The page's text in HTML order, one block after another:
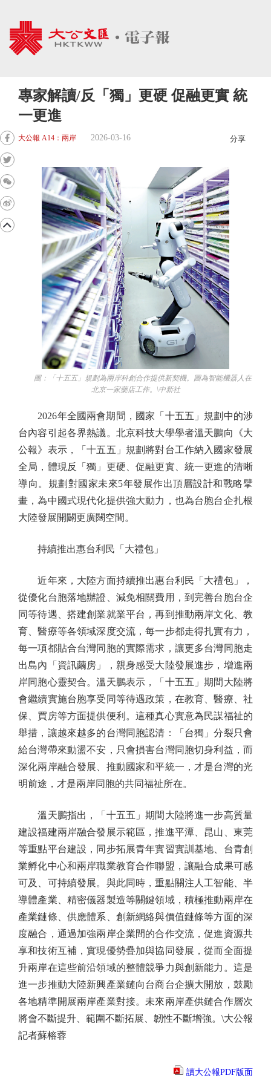
專家解讀/反「獨」更硬 促融更實 統
一更進
大公報 A14：兩岸 2026-03-16 分享
圖：「十五五」規劃為兩岸科創合作提供新契機。圖為智能機器人在
北京一家藥店工作。\中新社
2026年全國兩會期間，國家「十五五」規劃中的涉
台內容引起各界熱議。北京科技大學學者溫天鵬向《大
公報》表示，「十五五」規劃將對台工作納入國家發展
全局，體現反「獨」更硬、促融更實、統一更進的清晰
導向。規劃對國家未來5年發展作出頂層設計和戰略擘
畫，為中國式現代化提供強大動力，也為台胞台企扎根
大陸發展開闢更廣闊空間。
持續推出惠台利民「大禮包」
近年來，大陸方面持續推出惠台利民「大禮包」，
從優化台胞落地辦證、減免相關費用，到完善台胞台企
同等待遇、搭建創業就業平台，再到推動兩岸文化、教
育、醫療等各領域深度交流，每一步都走得扎實有力，
每一項都貼合台灣同胞的實際需求，讓更多台灣同胞走
出島內「資訊繭房」，親身感受大陸發展進步，增進兩
岸同胞心靈契合。溫天鵬表示，「十五五」期間大陸將
會繼續實施台胞享受同等待遇政策，在教育、醫療、社
保、買房等方面提供便利。這種真心實意為民謀福祉的
舉措，讓越來越多的台灣同胞認清：「台獨」分裂只會
給台灣帶來動盪不安，只會損害台灣同胞切身利益，而
深化兩岸融合發展、推動國家和平統一，才是台灣的光
明前途，才是兩岸同胞的共同福祉所在。
溫天鵬指出，「十五五」期間大陸將進一步高質量
建設福建兩岸融合發展示範區，推進平潭、昆山、東莞
等重點平台建設，同步拓展青年實習實訓基地、台青創
業孵化中心和兩岸職業教育合作聯盟，讓融合成果可感
可及、可持續發展。與此同時，重點關注人工智能、半
導體產業、精密儀器製造等關鍵領域，積極推動兩岸在
產業鏈條、供應體系、創新網絡與價值鏈條等方面的深
度融合，通過加強兩岸企業間的合作交流，促進資源共
享和技術互補，實現優勢疊加與協同發展，從而全面提
升兩岸在這些前沿領域的整體競爭力與創新能力。這是
進一步推動大陸新興產業鏈向台商台企擴大開放，鼓勵
各地精準開展兩岸產業對接。未來兩岸產供鏈合作層次
將會不斷提升、範圍不斷拓展、韌性不斷增強。\大公報
記者蘇榕蓉
讀大公報PDF版面